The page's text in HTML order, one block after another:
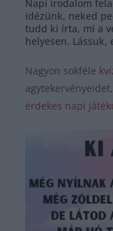
Napi irodalom
idézünk, neked
tudd ki írta, mi a
helyesen. Lássuk,
Nagyon sokféle
érdekes napi